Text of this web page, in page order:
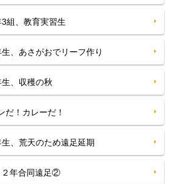
組、教育実習生
、あさがおでリーフ作り
、収穫の秋
だ！カレーだ！
、荒天のため遠足延期
２年合同遠足②